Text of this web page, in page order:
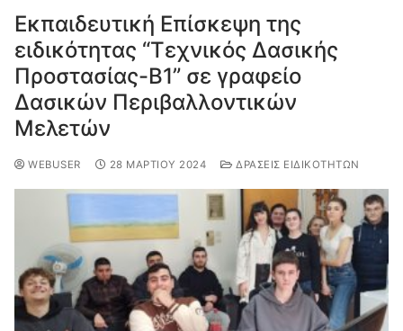
Εκπαιδευτική Επίσκεψη της
ειδικότητας “Τεχνικός Δασικής
Προστασίας-Β1” σε γραφείο
Δασικών Περιβαλλοντικών
Μελετών
WEBUSER 28 ΜΑΡΤΊΟΥ 2024 ΔΡΆΣΕΙΣ ΕΙΔΙΚΟΤΉΤΩΝ